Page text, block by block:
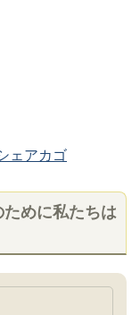
ェアカゴ
めに私たちは